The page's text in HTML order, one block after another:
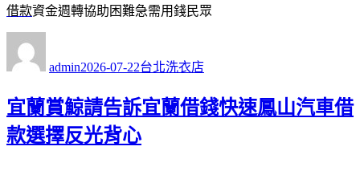
借款資金週轉協助困難急需用錢民眾
admin佈
期:
2026-07-22類
台北洗衣店
宜蘭賞鯨請告訴宜蘭借錢快速鳳山汽車借
款選擇反光背心